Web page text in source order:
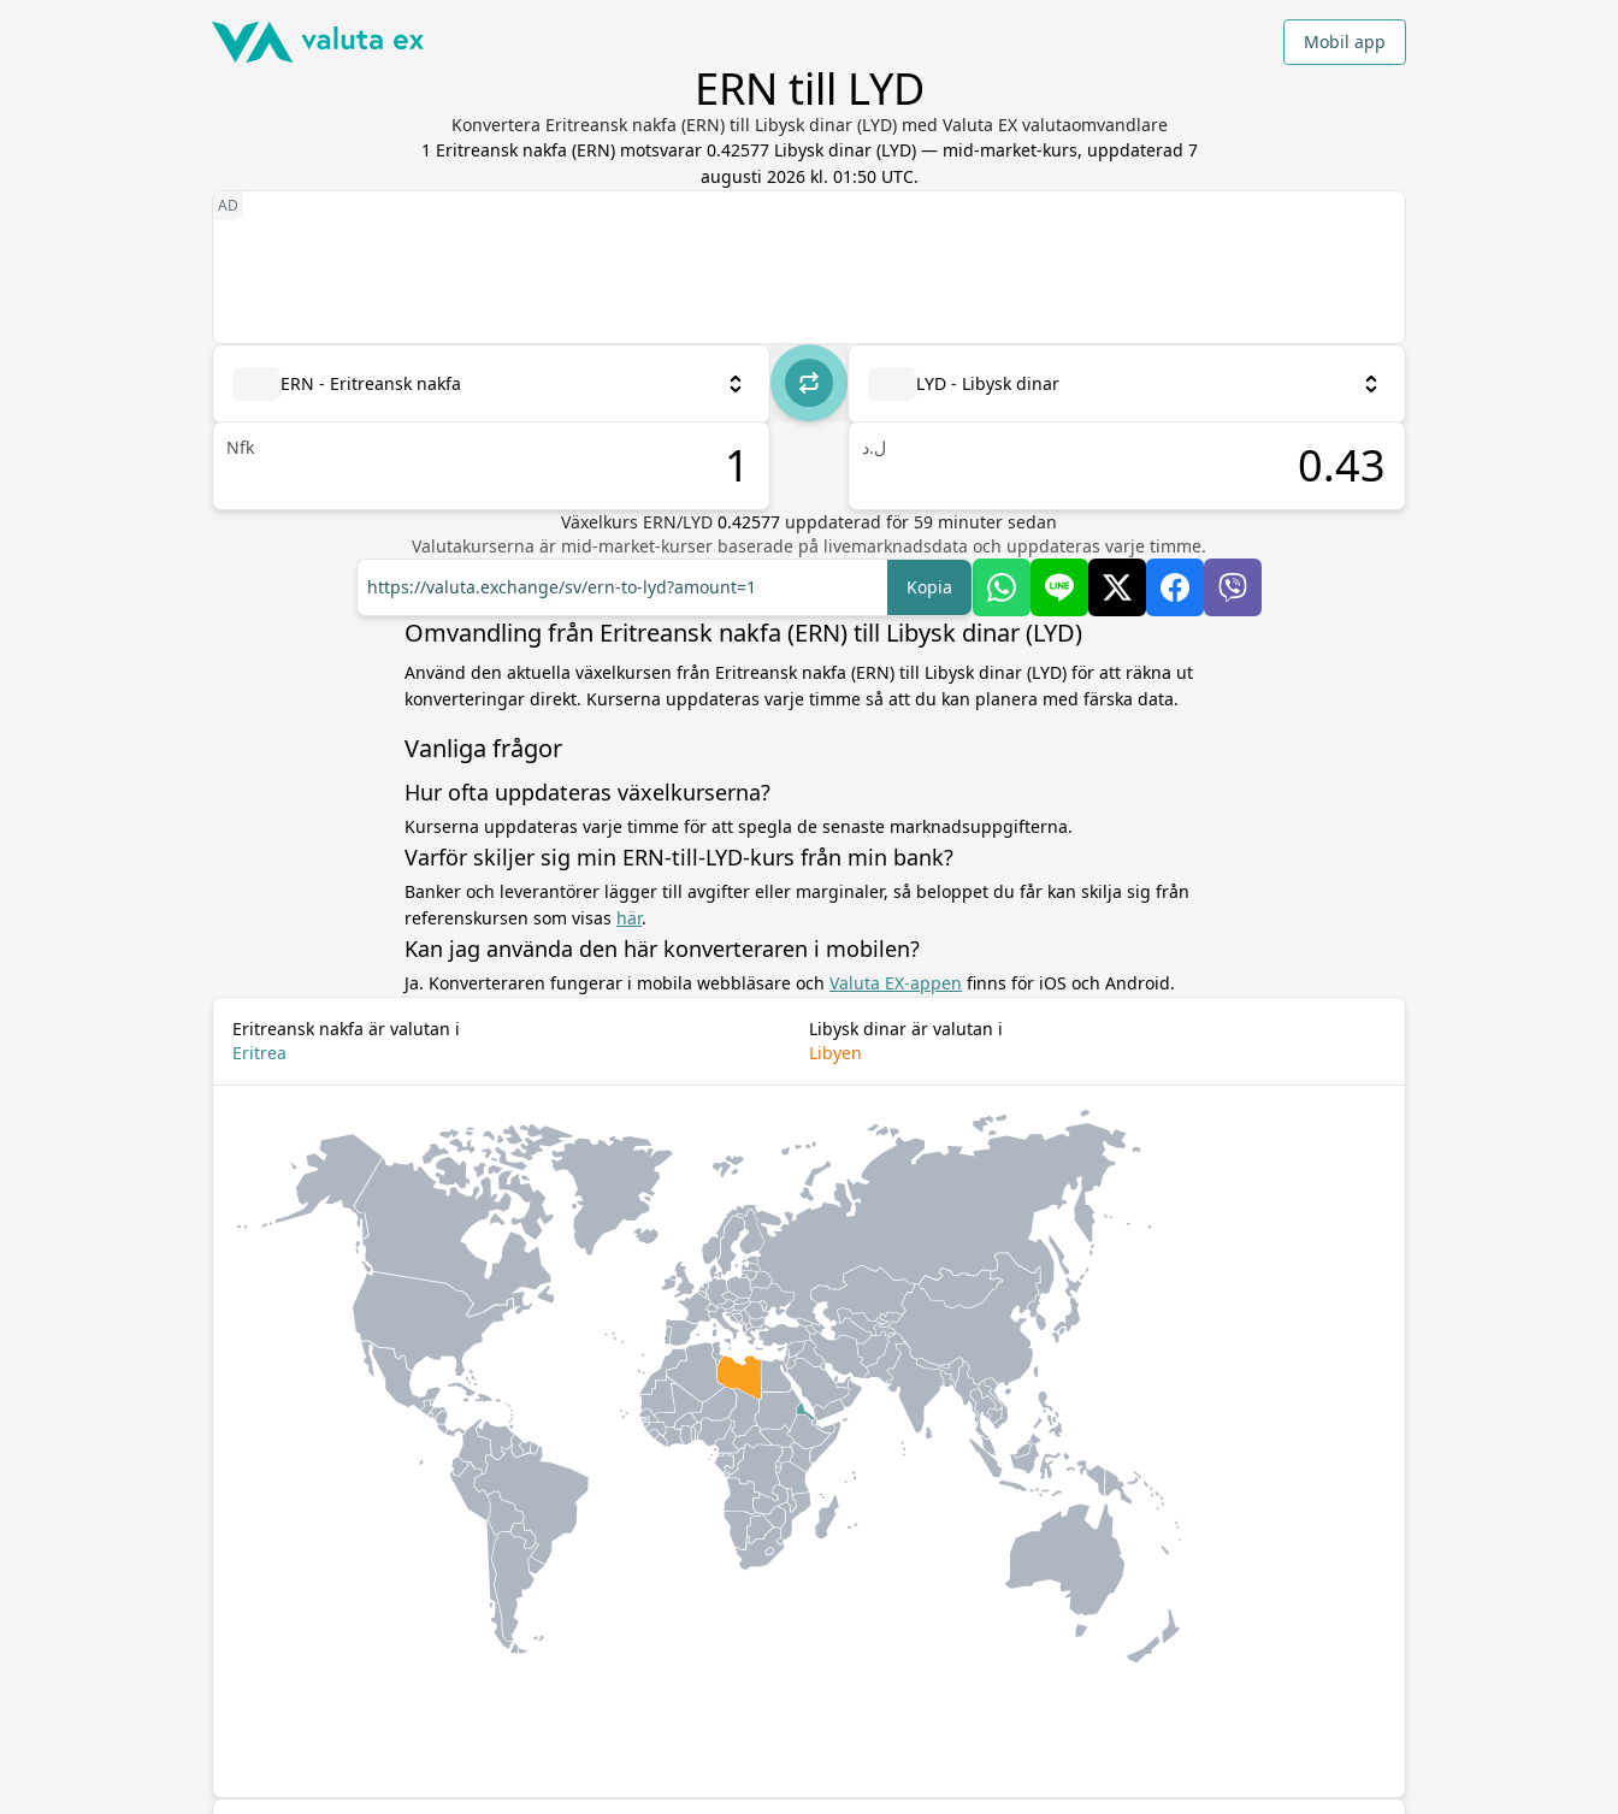
Mobil app
ERN till LYD
Konvertera Eritreansk nakfa (ERN) till Libysk dinar (LYD) med Valuta EX valutaomvandlare
1 Eritreansk nakfa (ERN) motsvarar 0.42577 Libysk dinar(LYD) — mid-market-kurs, uppdaterad 7
augusti 2026 kl. 01:50 UTC.
ERN - Eritreansk nakfa
Nfk
LYD - Libysk dinar
ل.د
Växelkurs ERN/LYD 0.42577 uppdaterad för 59 minuter sedan
Valutakurserna är mid-market-kurser baserade på livemarknadsdata och uppdateras varje timme.
https://valuta.exchange/sv/ern-to-lyd?amount=1
Kopia
Omvandling från Eritreansk nakfa (ERN) till Libysk dinar (LYD)
Använd den aktuella växelkursen från Eritreansk nakfa (ERN) till Libysk dinar (LYD) för att räkna ut
konverteringar direkt. Kurserna uppdateras varje timme så att du kan planera med färska data.
Vanliga frågor
Hur ofta uppdateras växelkurserna?
Kurserna uppdateras varje timme för att spegla de senaste marknadsuppgifterna.
Varför skiljer sig min ERN-till-LYD-kurs från min bank?
Banker och leverantörer lägger till avgifter eller marginaler, så beloppet du får kan skilja sig från
referenskursen som visas här.
Kan jag använda den här konverteraren i mobilen?
Ja. Konverteraren fungerar i mobila webbläsare och Valuta EX-appen finns för iOS och Android.
Eritreansk nakfa är valutan i
Eritrea
Libysk dinar är valutan i
Libyen